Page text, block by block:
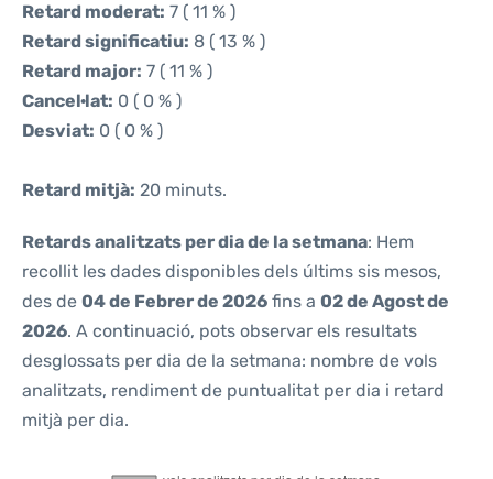
Retard moderat: 7 ( 11 % )
Retard significatiu: 8 ( 13 % )
Retard major: 7 ( 11 % )
Cancel·lat: 0 ( 0 % )
Desviat: 0 ( 0 % )
Retard mitjà: 20 minuts.
Retards analitzats per dia de la setmana: Hem
recollit les dades disponibles dels últims sis mesos,
des de 04 de Febrer de 2026 fins a 02 de Agost de
2026. A continuació, pots observar els resultats
desglossats per dia de la setmana: nombre de vols
analitzats, rendiment de puntualitat per dia i retard
mitjà per dia.